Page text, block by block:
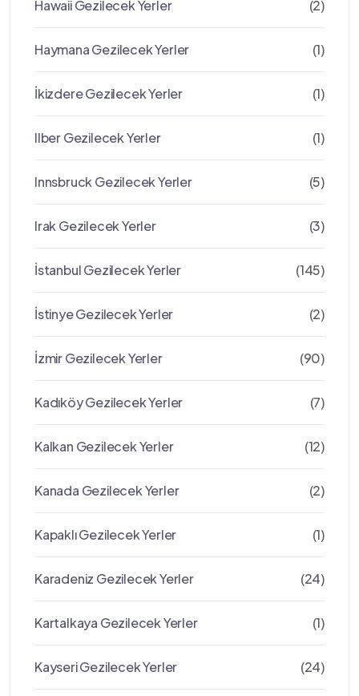
Hawaii Gezilecek Yerler (2)
Haymana Gezilecek Yerler (1)
İkizdere Gezilecek Yerler (1)
Ilber Gezilecek Yerler (1)
Innsbruck Gezilecek Yerler (5)
Irak Gezilecek Yerler (3)
İstanbul Gezilecek Yerler (145)
İstinye Gezilecek Yerler (2)
İzmir Gezilecek Yerler (90)
Kadıköy Gezilecek Yerler (7)
Kalkan Gezilecek Yerler (12)
Kanada Gezilecek Yerler (2)
Kapaklı Gezilecek Yerler (1)
Karadeniz Gezilecek Yerler (24)
Kartalkaya Gezilecek Yerler (1)
Kayseri Gezilecek Yerler (24)